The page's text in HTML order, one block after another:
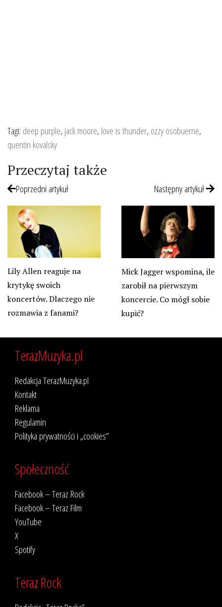
Tagi: deep purple, jack moore, love is thunder, ozzy osobuerne,
quentin kovalsky
Przeczytaj także
Poprzedni artykuł
Lily Allen reaguje na
krytykę swoich
koncertów. Dlaczego nie
rozmawia z fanami?
Następny artykuł
Mick Jagger wspomina, ile
zarobił na pierwszym
koncercie. Co mógł sobie
kupić?
TerazMuzyka.pl
Redakcja TerazMuzyka.pl
Kontakt
Reklama
Regulamin
Polityka prywatności i „cookies”
Społeczność
Facebook – Teraz Rock
Facebook – Teraz Film
YouTube
X
Spotify
Teraz Rock